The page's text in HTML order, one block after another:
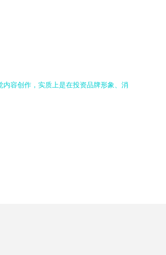
内容创作，实质上是在投资品牌形象、消